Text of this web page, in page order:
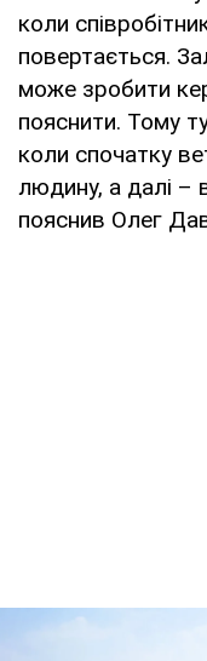
коли
повертається.
може зробити
пояснити. Тому
коли спочатку
людину, а далі –
пояснив Олег